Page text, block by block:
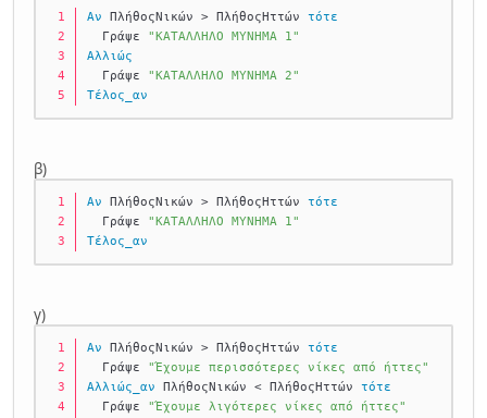
Αν ΠλήθοςΝικών > ΠλήθοςΗττών τότε
Γράψε "ΚΑΤΑΛΛΗΛΟ ΜΥΝΗΜΑ 1"
Αλλιώς
Γράψε "ΚΑΤΑΛΛΗΛΟ ΜΥΝΗΜΑ 2"
Τέλος_αν
β)
Αν ΠλήθοςΝικών > ΠλήθοςΗττών τότε
Γράψε "ΚΑΤΑΛΛΗΛΟ ΜΥΝΗΜΑ 1"
Τέλος_αν
γ)
Αν ΠλήθοςΝικών > ΠλήθοςΗττών τότε
Γράψε "Έχουμε περισσότερες νίκες από ήττες"
Αλλιώς_αν ΠλήθοςΝικών < ΠλήθοςΗττών τότε
Γράψε "Έχουμε λιγότερες νίκες από ήττες"